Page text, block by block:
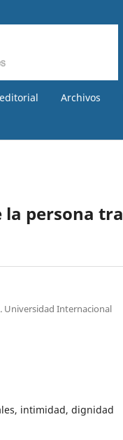
Archivos
la persona
Universidad Internacional
intimidad, dignidad